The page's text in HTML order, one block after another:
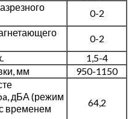
0-2
0-2
1,5-4
мм
950-1150
дБА (режим
временем
64,2